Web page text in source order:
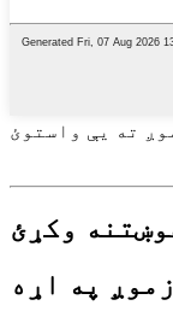
ته یې واستوئ
وکړئ
زموږ په اړه